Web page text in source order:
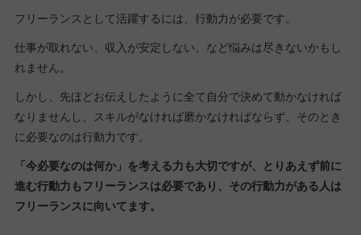
フリーランスとして活躍するには、行動力が必要です。
仕事が取れない、収入が安定しない、など悩みは尽きないかもし
れません。
しかし、先ほどお伝えしたように全て自分で決めて動かなければ
なりませんし、スキルがなければ磨かなければならず、そのとき
に必要なのは行動力です。
「今必要なのは何か」を考える力も大切ですが、とりあえず前に
進む行動力もフリーランスは必要であり、その行動力がある人は
フリーランスに向いてます。